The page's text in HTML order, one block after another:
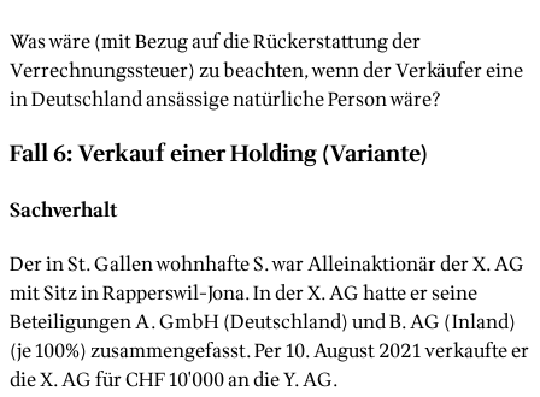
Was wäre (mit Bezug auf die Rückerstattung der
Verrechnungssteuer) zu beachten, wenn der Verkäufer eine
in Deutschland ansässige natürliche Person wäre?
Fall 6: Verkauf einer Holding (Variante)
Sachverhalt
Der in St. Gallen wohnhafte S. war Alleinaktionär der X. AG
mit Sitz in Rapperswil-Jona. In der X. AG hatte er seine
Beteiligungen A. GmbH (Deutschland) und B. AG (Inland)
(je 100%) zusammengefasst. Per 10. August 2021 verkaufte er
die X. AG für CHF 10'000 an die Y. AG.